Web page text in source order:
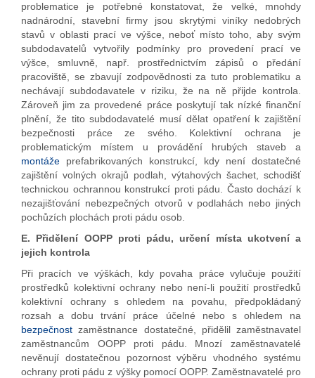
problematice je potřebné konstatovat, že velké, mnohdy
nadnárodní, stavební firmy jsou skrytými viníky nedobrých
stavů v oblasti prací ve výšce, neboť místo toho, aby svým
subdodavatelů vytvořily podmínky pro provedení prací ve
výšce, smluvně, např. prostřednictvím zápisů o předání
pracoviště, se zbavují zodpovědnosti za tuto problematiku a
nechávají subdodavatele v riziku, že na ně přijde kontrola.
Zároveň jim za provedené práce poskytují tak nízké finanční
plnění, že tito subdodavatelé musí dělat opatření k zajištění
bezpečnosti práce ze svého. Kolektivní ochrana je
problematickým místem u provádění hrubých staveb a
montáže prefabrikovaných konstrukcí, kdy není dostatečné
zajištění volných okrajů podlah, výtahových šachet, schodišť
technickou ochrannou konstrukcí proti pádu. Často dochází k
nezajišťování nebezpečných otvorů v podlahách nebo jiných
pochůzích plochách proti pádu osob.
E. Přidělení OOPP proti pádu, určení místa ukotvení a
jejich kontrola
Při pracích ve výškách, kdy povaha práce vylučuje použití
prostředků kolektivní ochrany nebo není-li použití prostředků
kolektivní ochrany s ohledem na povahu, předpokládaný
rozsah a dobu trvání práce účelné nebo s ohledem na
bezpečnost zaměstnance dostatečné, přidělil zaměstnavatel
zaměstnancům OOPP proti pádu. Mnozí zaměstnavatelé
nevěnují dostatečnou pozornost výběru vhodného systému
ochrany proti pádu z výšky pomocí OOPP. Zaměstnavatelé pro